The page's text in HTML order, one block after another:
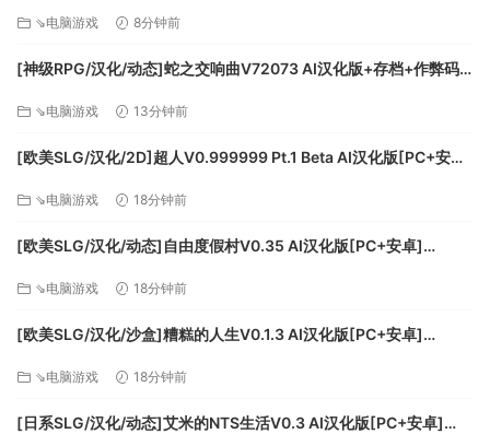
《城市规划大师》是一款城市建设游戏，你可以在这里建
口以建造更高效的建筑之前，不要耗尽你的自然资源。
⇘电脑游戏 8分钟前
[神级RPG/汉化/动态]蛇之交响曲V72073 AI汉化版+存档+作弊码
⇘电脑游戏 13分钟前
[欧美SLG/汉化/2D]超人V0.999999 Pt.1 Beta AI汉化版[PC+安卓]
⇘电脑游戏 18分钟前
[欧美SLG/汉化/动态]自由度假村V0.35 AI汉化版[PC+安卓]
⇘电脑游戏 18分钟前
[欧美SLG/汉化/沙盒]糟糕的人生V0.1.3 AI汉化版[PC+安卓]
⇘电脑游戏 18分钟前
[日系SLG/汉化/动态]艾米的NTS生活V0.3 AI汉化版[PC+安卓]